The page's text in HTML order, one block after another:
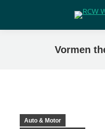
Vormen
Auto & Motor